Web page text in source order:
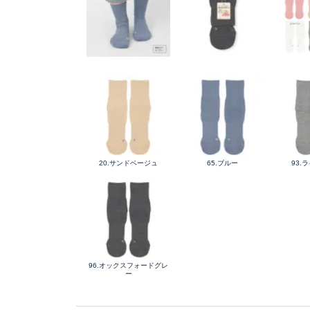
20.サンドベージュ 65.ブルー 93.ラ
96.オックスフォードグレ
ー